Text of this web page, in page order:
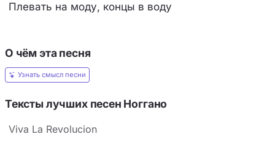
Плевать на моду, концы в воду
О чём эта песня
Узнать смысл песни
Тексты лучших песен Ноггано
Viva La Revolucion